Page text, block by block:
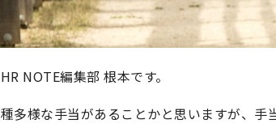
NOTE編集部 根本です。
多様な手当があることかと思いますが、手